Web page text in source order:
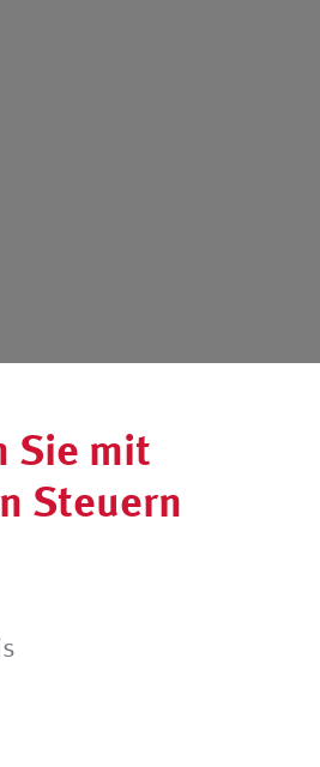
Sie mit
Steuern